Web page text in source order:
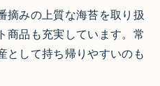
摘みの上質な海苔を取り扱
商品も充実しています。常
として持ち帰りやすいのも